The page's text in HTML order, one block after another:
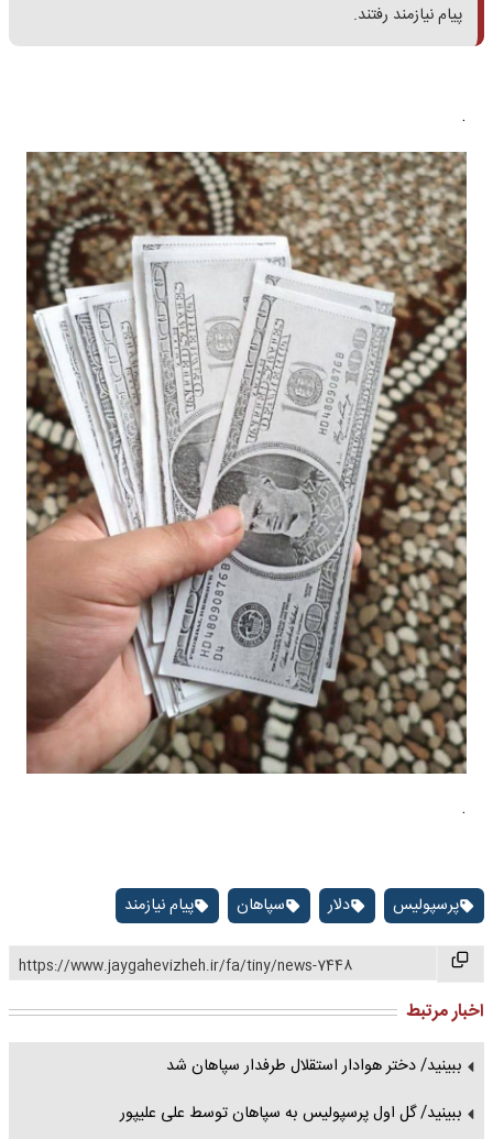
پیام نیازمند رفتند.
.
.
پرسپولیس دلار سپاهان پیام نیازمند
https://www.jaygahevizheh.ir/fa/tiny/news-7448
اخبار مرتبط
ببینید/ دختر هوادار استقلال طرفدار سپاهان شد
ببینید/ گل اول پرسپولیس به سپاهان توسط علی علیپور